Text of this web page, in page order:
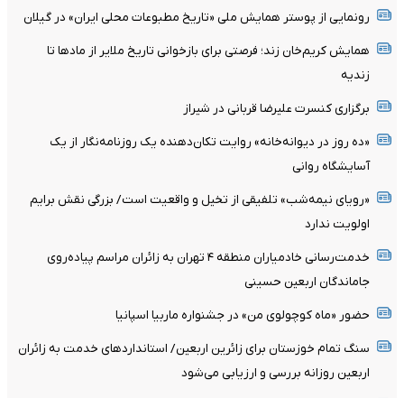
رونمایی از پوستر همایش ملی «تاریخ مطبوعات محلی ایران» در گیلان
همایش کریم‌خان زند؛ فرصتی برای بازخوانی تاریخ ملایر از مادها تا
زندیه
برگزاری کنسرت علیرضا قربانی در شیراز
«ده روز در دیوانه‌خانه» روایت تکان‌دهنده یک روزنامه‌نگار از یک
آسایشگاه روانی
«رویای نیمه‌شب» تلفیقی از تخیل و واقعیت است/ بزرگی نقش برایم
اولویت ندارد
خدمت‌رسانی خادمیاران منطقه ۴ تهران به زائران مراسم پیاده‌روی
جاماندگان اربعین حسینی
حضور «ماه کوچولوی من» در جشنواره ماربیا اسپانیا
سنگ تمام خوزستان برای زائرین اربعین/ استانداردهای خدمت به زائران
اربعین روزانه بررسی و ارزیابی می‌شود